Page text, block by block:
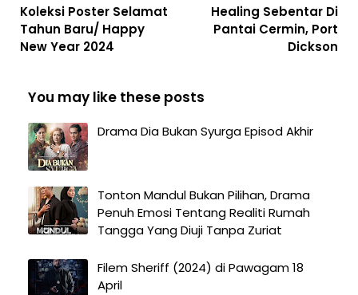
Healing Sebentar Di
Pantai Cermin, Port
Dickson
Koleksi Poster Selamat
Tahun Baru/ Happy
New Year 2024
You may like these posts
Drama Dia Bukan Syurga Episod Akhir
Tonton Mandul Bukan Pilihan, Drama
Penuh Emosi Tentang Realiti Rumah
Tangga Yang Diuji Tanpa Zuriat
Filem Sheriff (2024) di Pawagam 18
April